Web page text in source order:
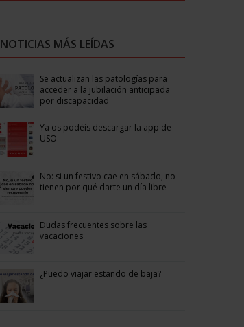
NOTICIAS MÁS LEÍDAS
Se actualizan las patologías para
acceder a la jubilación anticipada
por discapacidad
Ya os podéis descargar la app de
USO
No: si un festivo cae en sábado, no
tienen por qué darte un día libre
Dudas frecuentes sobre las
vacaciones
¿Puedo viajar estando de baja?